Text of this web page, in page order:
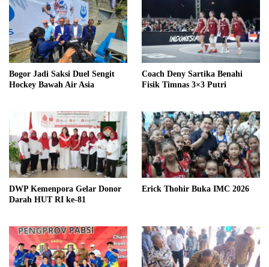
Bogor Jadi Saksi Duel Sengit
Hockey Bawah Air Asia
Coach Deny Sartika Benahi
Fisik Timnas 3×3 Putri
DWP Kemenpora Gelar Donor
Darah HUT RI ke-81
Erick Thohir Buka IMC 2026